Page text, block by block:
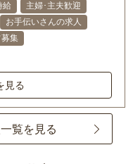
給
主婦･主夫歓迎
お手伝いさんの求人
集
見る
覧を見る